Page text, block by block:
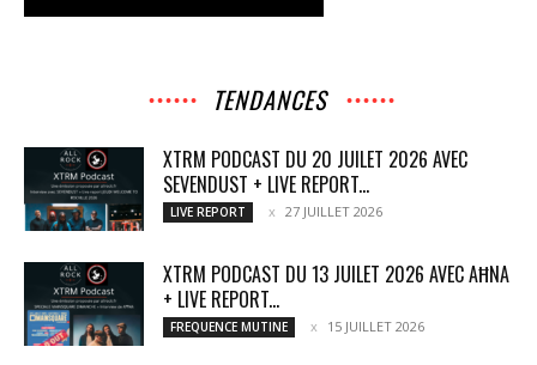
TENDANCES
XTRM PODCAST DU 20 JUILET 2026 AVEC
SEVENDUST + LIVE REPORT...
LIVE REPORT 27 JUILLET 2026
XTRM PODCAST DU 13 JUILET 2026 AVEC AĦNA
+ LIVE REPORT...
FREQUENCE MUTINE 15 JUILLET 2026